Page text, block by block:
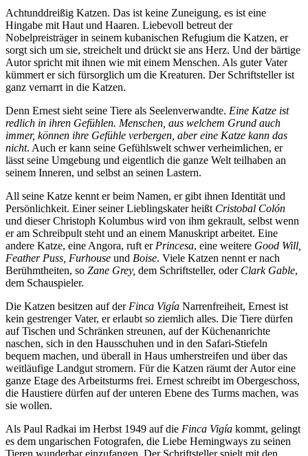
Achtunddreißig Katzen. Das ist keine Zuneigung, es ist eine
Hingabe mit Haut und Haaren. Liebevoll betreut der
Nobelpreisträger in seinem kubanischen Refugium die Katzen, er
sorgt sich um sie, streichelt und drückt sie ans Herz. Und der bärtige
Autor spricht mit ihnen wie mit einem Menschen. Als guter Vater
kümmert er sich fürsorglich um die Kreaturen. Der Schriftsteller ist
ganz vernarrt in die Katzen.
Denn Ernest sieht seine Tiere als Seelenverwandte. Eine Katze ist
redlich in ihren Gefühlen. Menschen, aus welchem Grund auch
immer, können ihre Gefühle verbergen, aber eine Katze kann das
nicht. Auch er kann seine Gefühlswelt schwer verheimlichen, er
lässt seine Umgebung und eigentlich die ganze Welt teilhaben an
seinem Inneren, und selbst an seinen Lastern.
All seine Katze kennt er beim Namen, er gibt ihnen Identität und
Persönlichkeit. Einer seiner Lieblingskater heißt Cristobal Colón
und dieser Christoph Kolumbus wird von ihm gekrault, selbst wenn
er am Schreibpult steht und an einem Manuskript arbeitet. Eine
andere Katze, eine Angora, ruft er Princesa, eine weitere Good Will,
Feather Puss, Furhouse und Boise. Viele Katzen nennt er nach
Berühmtheiten, so Zane Grey, dem Schriftsteller, oder Clark Gable,
dem Schauspieler.
Die Katzen besitzen auf der Finca Vigía Narrenfreiheit, Ernest ist
kein gestrenger Vater, er erlaubt so ziemlich alles. Die Tiere dürfen
auf Tischen und Schränken streunen, auf der Küchenanrichte
naschen, sich in den Hausschuhen und in den Safari-Stiefeln
bequem machen, und überall in Haus umherstreifen und über das
weitläufige Landgut stromern. Für die Katzen räumt der Autor eine
ganze Etage des Arbeitsturms frei. Ernest schreibt im Obergeschoss,
die Haustiere dürfen auf der unteren Ebene des Turms machen, was
sie wollen.
Als Paul Radkai im Herbst 1949 auf die Finca Vigía kommt, gelingt
es dem ungarischen Fotografen, die Liebe Hemingways zu seinen